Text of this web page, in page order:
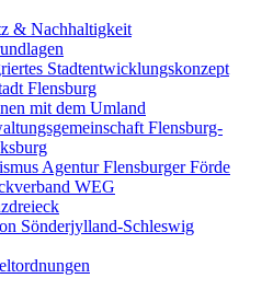
& Nachhaltigkeit
Stadtentwicklungskonzept
Flensburg
mit dem Umland
Flensburg-
Agentur Flensburger Förde
WEG
Sönderjylland-Schleswig